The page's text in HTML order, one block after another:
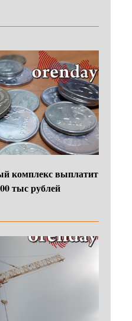
комплекс выплатит
тыс рублей